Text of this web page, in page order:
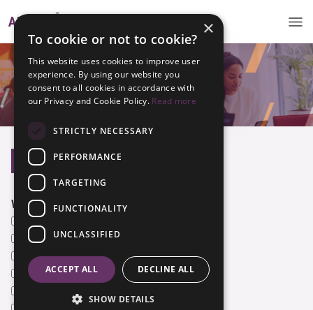
Vacatures
Vacatures Traineeships
Werkveld
Artificial Intelligence
Business
Business Intelligence & Data
Business IT & Management
×
To cookie or not to cookie?
This website uses cookies to improve user
experience. By using our website you
consent to all cookies in accordance with
our Privacy and Cookie Policy. Read more
STRICTLY NECESSARY
PERFORMANCE
TARGETING
FUNCTIONALITY
UNCLASSIFIED
ACCEPT ALL DECLINE ALL
SHOW DETAILS